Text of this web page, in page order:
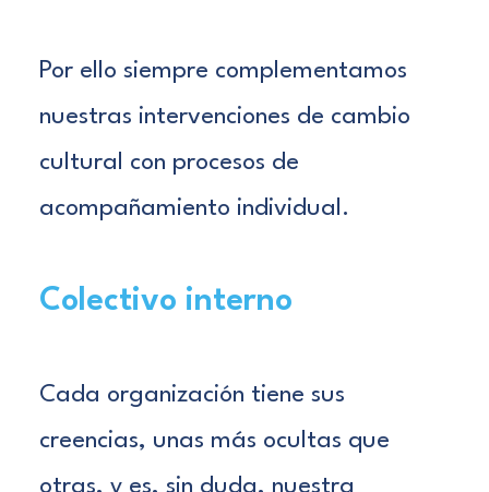
Por ello siempre complementamos
nuestras intervenciones de cambio
cultural con procesos de
acompañamiento individual.
Colectivo interno
Cada organización tiene sus
creencias, unas más ocultas que
otras, y es, sin duda, nuestra